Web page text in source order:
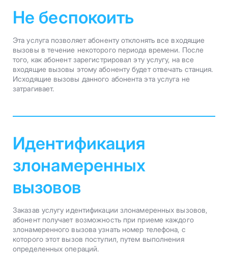
Не беспокоить
Эта услуга позволяет абоненту отклонять все входящие
вызовы в течение некоторого периода времени. После
того, как абонент зарегистрировал эту услугу, на все
входящие вызовы этому абоненту будет отвечать станция.
Исходящие вызовы данного абонента эта услуга не
затрагивает.
Идентификация
злонамеренных
вызовов
Заказав услугу идентификации злонамеренных вызовов,
абонент получает возможность при приеме каждого
злонамеренного вызова узнать номер телефона, с
которого этот вызов поступил, путем выполнения
определенных операций.